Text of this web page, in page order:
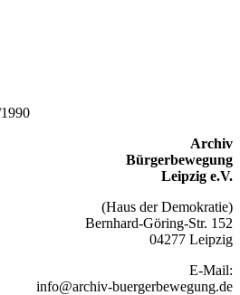
Archiv
Bürgerbewegung
Leipzig e.V.
(Haus der Demokratie)
Bernhard-Göring-Str. 152
04277 Leipzig
E-Mail:
info@archiv-buergerbewegung.de